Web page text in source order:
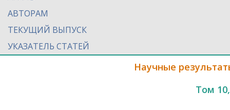
АВТОРАМ
ТЕКУЩИЙ ВЫПУСК
УКАЗАТЕЛЬ СТАТЕЙ
Научные
Том